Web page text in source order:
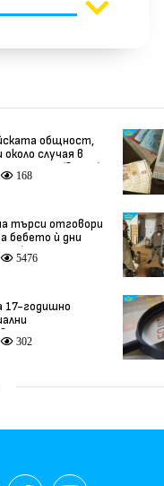
общност,
случая в
изяснени (видео)
168
търси отговори
бебето ѝ дни
5476
17-годишно
от
302